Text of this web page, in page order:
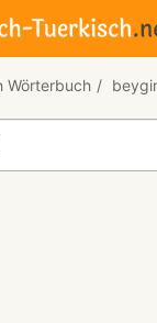
Wörterbuch